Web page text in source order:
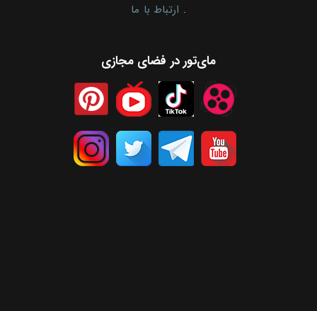
. ارتباط با ما
مای‌تور در فضای مجازی